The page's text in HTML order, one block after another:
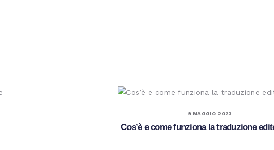
9 MAGGIO 2023
Cos’è e come funziona la traduzione